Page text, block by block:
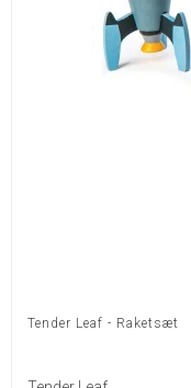
Tender Leaf - Raketsæt